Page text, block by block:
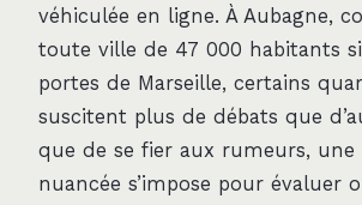
véhiculée en ligne. À Aubagne,
toute ville de 47 000 habitants
portes de Marseille, certains
suscitent plus de débats que
que de se fier aux rumeurs, une
nuancée s’impose pour évaluer